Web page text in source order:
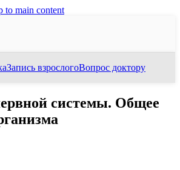
to main content
Запись взрослогоВопрос доктору
системы. Общее